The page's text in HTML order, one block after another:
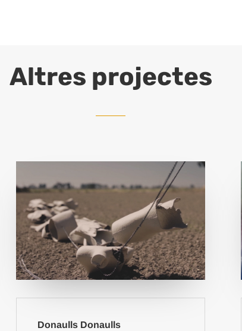
Altres projectes
Donaulls Donaulls